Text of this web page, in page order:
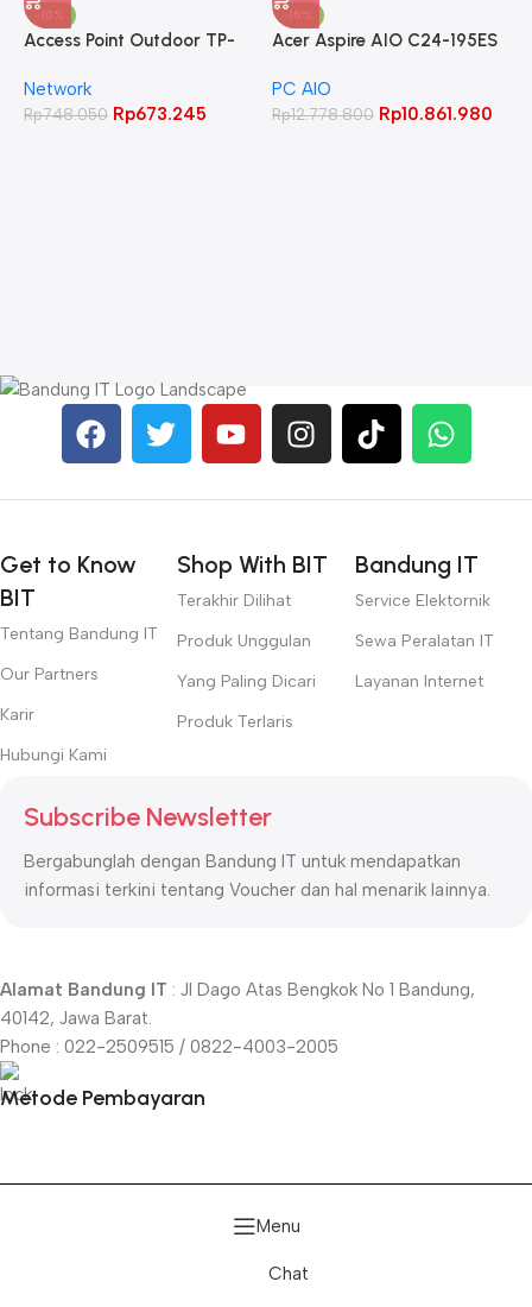
-10%
Access Point Outdoor TP-
CPE220
Network
Rp748.050 Rp673.245
-15%
Acer Aspire AIO C24-195ES
512GB 23.8″ FHD IPS
PC AIO
Rp12.778.800 Rp10.861.980
Get to Know
BIT
Tentang Bandung IT
Our Partners
Karir
Hubungi Kami
Shop With BIT
Terakhir Dilihat
Produk Unggulan
Yang Paling Dicari
Produk Terlaris
Bandung IT
Service Elektornik
Sewa Peralatan IT
Layanan Internet
Subscribe Newsletter
Bergabunglah dengan Bandung IT untuk mendapatkan
informasi terkini tentang Voucher dan hal menarik lainnya.
Alamat Bandung IT : Jl Dago Atas Bengkok No 1 Bandung,
40142, Jawa Barat.
Phone : 022-2509515 / 0822-4003-2005
Metode Pembayaran
Menu
Chat